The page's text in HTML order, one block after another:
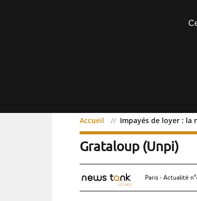
Accueil Impayés de loyer : la
Impayés de loyer :
Grataloup (Unpi)
Paris - Actualité